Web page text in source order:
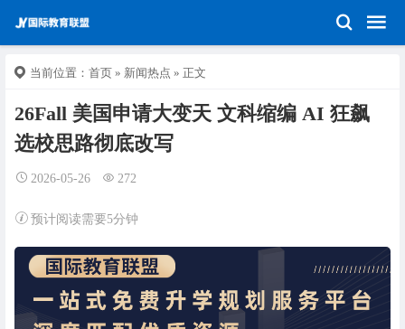
当前位置： 首页 » 新闻热点 » 正文
26Fall 美国申请大变天 文科缩编 AI 狂飙
选校思路彻底改写
2026-05-26 272
预计阅读需要5分钟